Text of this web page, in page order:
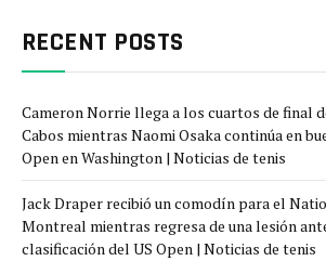
RECENT POSTS
Cameron Norrie llega a los cuartos de final
Cabos mientras Naomi Osaka continúa en
Open en Washington | Noticias de tenis
Jack Draper recibió un comodín para el
Montreal mientras regresa de una lesión
clasificación del US Open | Noticias de tenis